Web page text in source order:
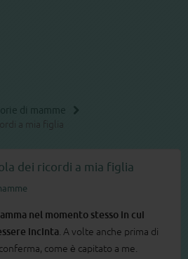
di mamme
a mia figlia
dei ricordi a mia figlia
nel momento stesso in cui
incinta . A volte anche prima di
come è capitato a me.